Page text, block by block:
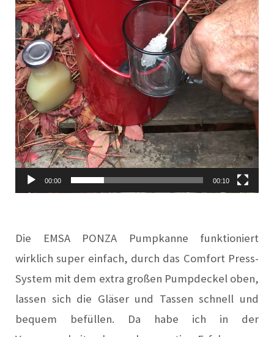
00:00 00:10
Die EMSA PONZA Pumpkanne funktioniert
wirklich super einfach, durch das Comfort Press-
System mit dem extra großen Pumpdeckel oben,
lassen sich die Gläser und Tassen schnell und
bequem befüllen. Da habe ich in der